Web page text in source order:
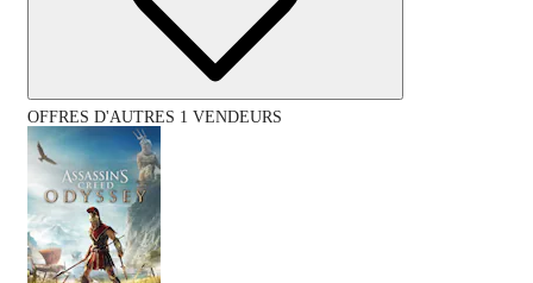
OFFRES D'AUTRES 1 VENDEURS